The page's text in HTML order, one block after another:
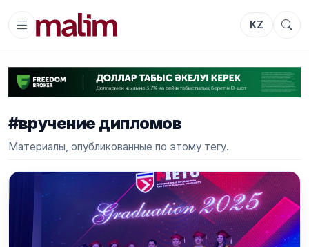
KZ
#вручение дипломов
Материалы, опубликованные по этому тегу.